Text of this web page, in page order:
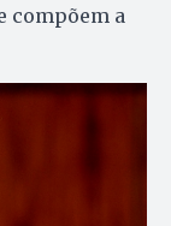
compõem a